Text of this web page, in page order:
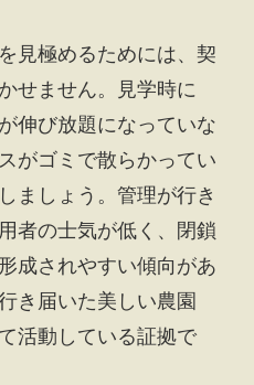
見極めるためには、契
せません。見学時に
伸び放題になっていな
がゴミで散らかってい
ましょう。管理が行き
者の士気が低く、閉鎖
成されやすい傾向があ
き届いた美しい農園
活動している証拠で